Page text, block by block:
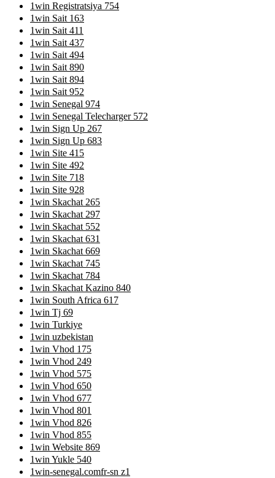
1win Registratsiya 754
1win Sait 163
1win Sait 411
1win Sait 437
1win Sait 494
1win Sait 890
1win Sait 894
1win Sait 952
1win Senegal 974
1win Senegal Telecharger 572
1win Sign Up 267
1win Sign Up 683
1win Site 415
1win Site 492
1win Site 718
1win Site 928
1win Skachat 265
1win Skachat 297
1win Skachat 552
1win Skachat 631
1win Skachat 669
1win Skachat 745
1win Skachat 784
1win Skachat Kazino 840
1win South Africa 617
1win Tj 69
1win Turkiye
1win uzbekistan
1win Vhod 175
1win Vhod 249
1win Vhod 575
1win Vhod 650
1win Vhod 677
1win Vhod 801
1win Vhod 826
1win Vhod 855
1win Website 869
1win Yukle 540
1win-senegal.comfr-sn z1